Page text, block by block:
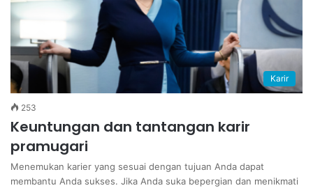
Karir
253
Keuntungan dan tantangan karir
pramugari
Menemukan karier yang sesuai dengan tujuan Anda dapat
membantu Anda sukses. Jika Anda suka bepergian dan menikmati